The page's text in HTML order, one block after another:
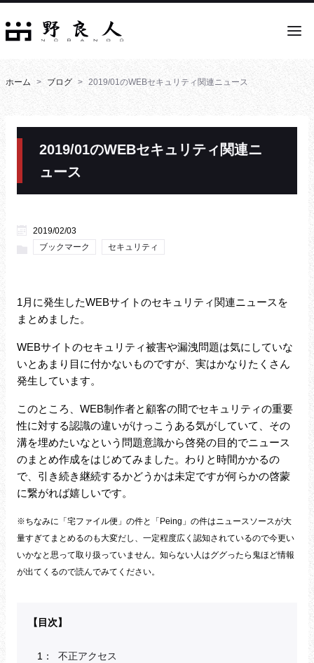
ホーム ブログ 2019/01のWEBセキュリティ関連ニュース
2019/01のWEBセキュリティ関連ニ
ュース
2019/02/03
ブックマーク
セキュリティ
1月に発生したWEBサイトのセキュリティ関連ニュースを
まとめました。
WEBサイトのセキュリティ被害や漏洩問題は気にしていな
いとあまり目に付かないものですが、実はかなりたくさん
発生しています。
このところ、WEB制作者と顧客の間でセキュリティの重要
性に対する認識の違いがけっこうある気がしていて、その
溝を埋めたいなという問題意識から啓発の目的でニュース
のまとめ作成をはじめてみました。わりと時間かかるの
で、引き続き継続するかどうかは未定ですが何らかの啓蒙
に繋がれば嬉しいです。
※ちなみに「宅ファイル便」の件と「Peing」の件はニュースソースが大
量すぎてまとめるのも大変だし、一定程度広く認知されているので今更い
いかなと思って取り扱っていません。知らない人はググったら鬼ほど情報
が出てくるので読んでみてください。
不正アクセス